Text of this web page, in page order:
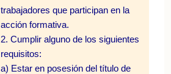
trabajadores que participan en la
acción formativa.
2. Cumplir alguno de los siguientes
requisitos:
a) Estar en posesión del título de